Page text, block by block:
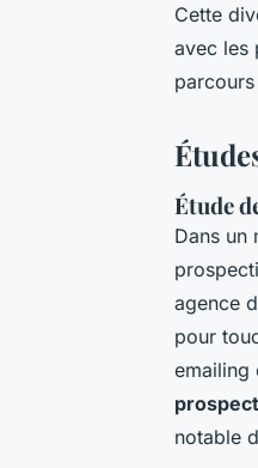
Cette
avec les
Étude
Dans un
agence
pour
emailing
notable